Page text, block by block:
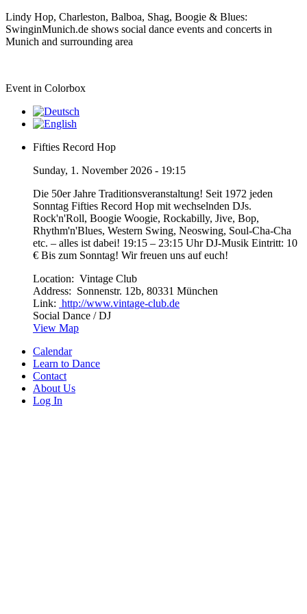
Lindy Hop, Charleston, Balboa, Shag, Boogie & Blues:
SwinginMunich.de shows social dance events and concerts in
Munich and surrounding area
Event in Colorbox
Fifties Record Hop
Sunday, 1. November 2026 - 19:15
Die 50er Jahre Traditionsveranstaltung! Seit 1972 jeden
Sonntag Fifties Record Hop mit wechselnden DJs.
Rock'n'Roll, Boogie Woogie, Rockabilly, Jive, Bop,
Rhythm'n'Blues, Western Swing, Neoswing, Soul-Cha-Cha
etc. – alles ist dabei! 19:15 – 23:15 Uhr DJ-Musik Eintritt: 10
€ Bis zum Sonntag! Wir freuen uns auf euch!
Location: Vintage Club
Address: Sonnenstr. 12b, 80331 München
Link: http://www.vintage-club.de
Social Dance / DJ
View Map
Calendar
Learn to Dance
Contact
About Us
Log In